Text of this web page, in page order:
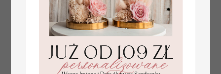
plan stołów
weselnych
usadzenie gości na
weselu, tablica
informacyjna dla
Promocja:
100 PLN / 125.00 PLN